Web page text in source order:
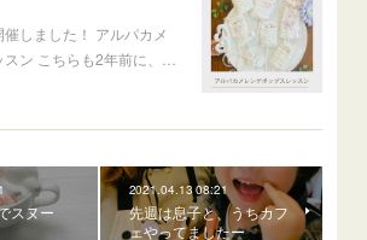
しました！ アルパカメ
ン こちらも2年前に、…
スヌー
2021.04.13 08:21
先週は息子と、うちカフ
ェやってましたー